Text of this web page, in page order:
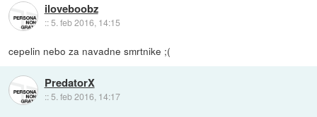
iloveboobz
::5. feb 2016, 14:15
cepelin nebo za navadne smrtnike ;(
PredatorX
:: 5. feb 2016, 14:17